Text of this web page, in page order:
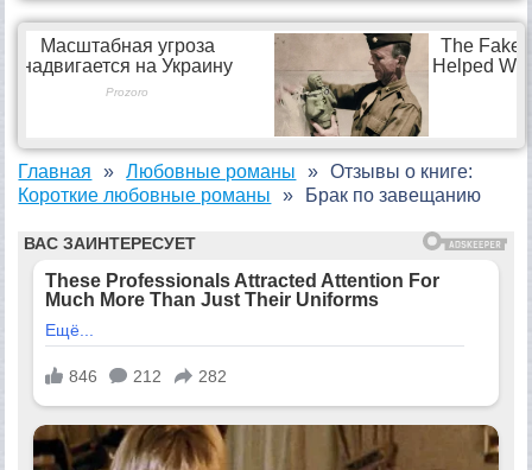
Главная
Любовные романы
Короткие любовные романы
Отзывы о книге:
Брак по завещанию